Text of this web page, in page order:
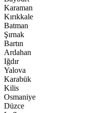
Karaman
Kırıkkale
Batman
Şırnak
Bartın
Ardahan
Iğdır
Yalova
Karabük
Kilis
Osmaniye
Düzce